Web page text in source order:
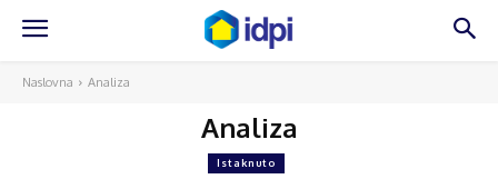
Naslovna Analiza
Analiza
Istaknuto